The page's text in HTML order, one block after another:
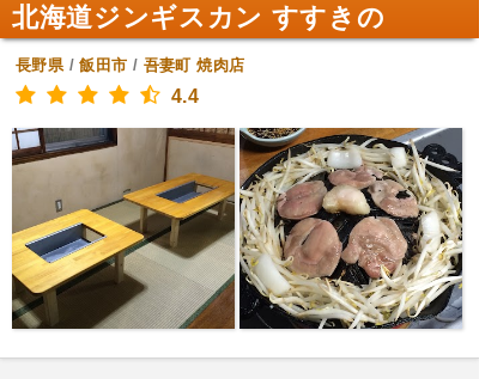
北海道ジンギスカン すすきの
長野県/飯田市 / 吾妻町 焼肉店
4.4